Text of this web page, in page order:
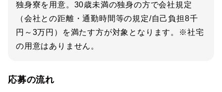
独身寮を用意。30歳未満の独身の方で会社規定
（会社との距離・通勤時間等の規定/自己負担8千
円～3万円）を満たす方が対象となります。※社宅
の用意はありません。
応募の流れ